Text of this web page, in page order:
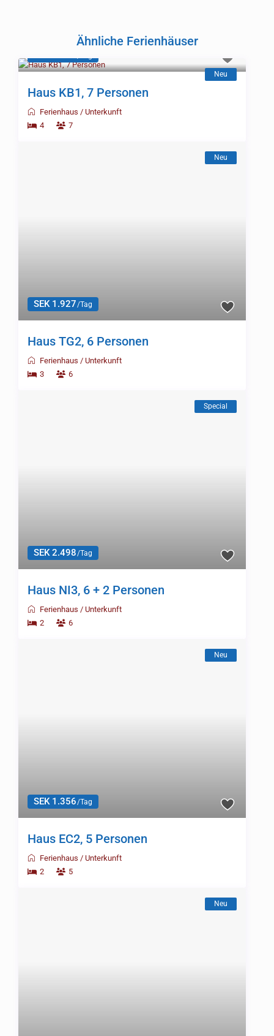
Ähnliche Ferienhäuser
Neu
Haus KB1, 7 Personen
Ferienhaus /Unterkunft
4
7
Neu
SEK 1.356/Tag
Haus EC2, 5 Personen
Ferienhaus /Unterkunft
2
5
SEK 1.570/Tag
Neu
Haus AJ1, 3 Personen
Ferienhaus /Unterkunft
1
3
SEK 1.070/Tag
Haus AB1, 5 Personen
Ferienhaus /Unterkunft
2
5
Neu